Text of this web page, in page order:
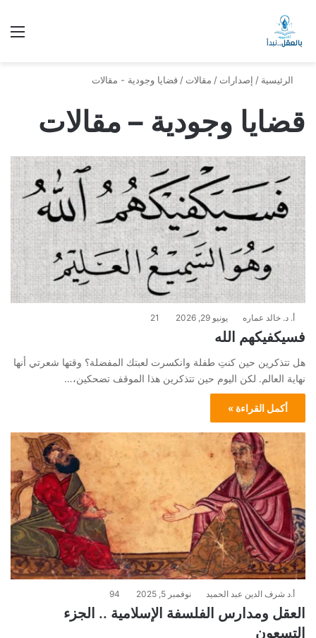
الرئيسية / إصدارات / مقالات / قضايا وجودية - مقالات
قضايا وجودية – مقالات
أ. د. خالد عماره يونيو 29, 2026 21
فسيكفيكهم الله
هل تتذكرين حين كنتِ طفلة وانكسرت لعبتك المفضلة؟ وقتها شعرتي أنها
نهاية العالم. لكن اليوم حين تتذكرين هذا الموقف تضحكين،…
أكمل القراءة »
أ.د شرف الدين عبد الحميد نوفمبر 5, 2025 94
العقل ومدارس الفلسفة الإسلامية .. الجزء
التسعون